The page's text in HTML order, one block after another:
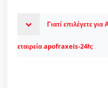
Γιατί επιλέγετε
εταιρεία apofraxeis-24h;